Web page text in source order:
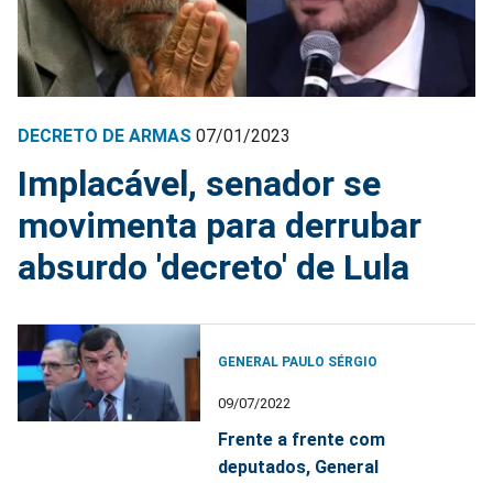
DECRETO DE ARMAS 07/01/2023
Implacável, senador se
movimenta para derrubar
absurdo 'decreto' de Lula
GENERAL PAULO SÉRGIO
09/07/2022
Frente a frente com
deputados, General